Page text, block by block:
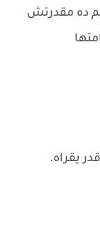
ده مقدرتش
يقراه.